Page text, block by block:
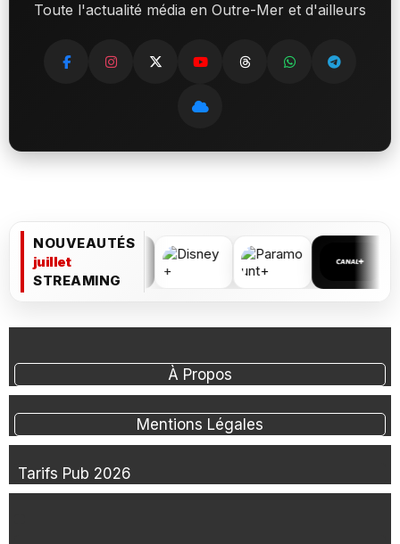
Toute l'actualité média en Outre-Mer et d'ailleurs
NOUVEAUTÉS
juillet
STREAMING
À Propos
Mentions Légales
Tarifs Pub 2026